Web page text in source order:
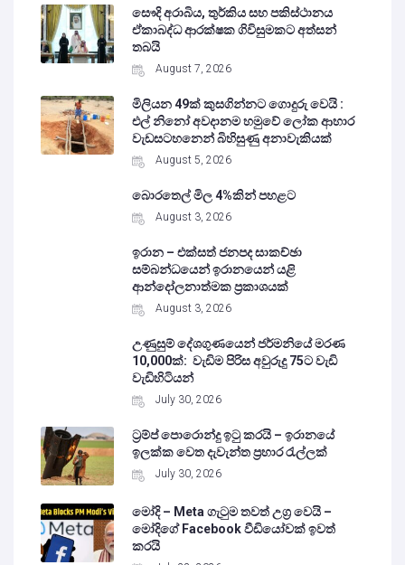
සෞදි අරාබිය, තුර්කිය සහ පකිස්ථානය
ඒකාබද්ධ ආරක්ෂක ගිවිසුමකට අත්සන්
තබයි
August 7, 2026
මිලියන 49ක් කුසගින්නට ගොදුරු වෙයි :
එල් නිනෝ අවදානම හමුවේ ලෝක ආහාර
වැඩසටහනෙන් බිහිසුණු අනාවැකියක්
August 5, 2026
බොරතෙල් මිල 4%කින් පහළට
August 3, 2026
ඉරාන – එක්සත් ජනපද සාකච්ඡා
සම්බන්ධයෙන් ඉරානයෙන් යළි
ආන්දෝලනාත්මක ප්‍රකාශයක්
August 3, 2026
උණුසුම් දේශගුණයෙන් ජර්මනියේ මරණ
10,000ක්: වැඩිම පිරිස අවුරුදු 75ට වැඩි
වැඩිහිටියන්
July 30, 2026
ට්‍රම්ප් පොරොන්දු ඉටු කරයි – ඉරානයේ
ඉලක්ක වෙත දැවැන්ත ප්‍රහාර රැල්ලක්
July 30, 2026
මෝදි – Meta ගැටුම තවත් උග්‍ර වෙයි –
මෝදිගේ Facebook වීඩියෝවක් ඉවත්
කරයි